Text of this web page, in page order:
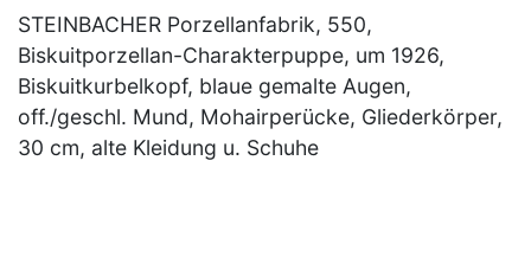
STEINBACHER Porzellanfabrik, 550,
Biskuitporzellan-Charakterpuppe, um 1926,
Biskuitkurbelkopf, blaue gemalte Augen,
off./geschl. Mund, Mohairperücke, Gliederkörper,
30 cm, alte Kleidung u. Schuhe